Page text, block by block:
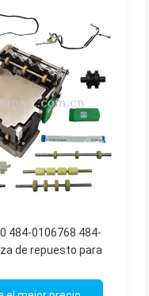
484-0106768 484-
de repuesto para